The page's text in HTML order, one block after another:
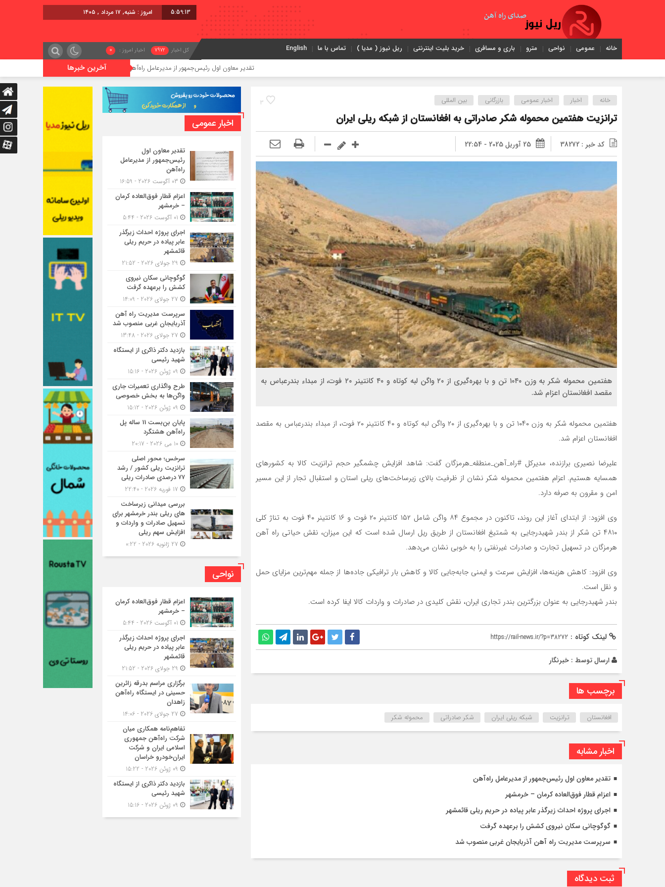
5:59:13 امروز : شنبه, ۱۷ مرداد , ۱۴۰۵
خانه عمومی نواحی مترو باری و مسافری خرید بلیت اینترنتی ریل نیوز ( مدیا ) تماس با ما English کل اخبار 7972 اخبار امروز : 0
آخرین خبرها تقدیر معاون اول رئیس‌جمهور از مدیرعامل راه‌آهن اعزام قطار فوق‌العاده کرمان – خرمشهر
3 خانه اخبار اخبار عمومی بازرگانی بین المللی
ترانزیت هفتمین محموله شکر صادراتی به افغانستان از شبکه ریلی ایران
کد خبر : 38272 25 آوریل 2025 - 22:54
هفتمین محموله شکر به وزن ۱۰۴۰ تن و با بهره‌گیری از ۲۰ واگن لبه کوتاه و ۴۰ کانتینر ۲۰ فوت، از مبداء بندرعباس به
مقصد افغانستان اعزام شد.
هفتمین محموله شکر به وزن ۱۰۴۰ تن و با بهره‌گیری از ۲۰ واگن لبه کوتاه و ۴۰ کانتینر ۲۰ فوت، از مبداء بندرعباس به مقصد
افغانستان اعزام شد.
علیرضا نصیری برازنده، مدیرکل #راه_آهن_منطقه_هرمزگان گفت: شاهد افزایش چشمگیر حجم ترانزیت کالا به کشورهای
همسایه هستیم. اعزام هفتمین محموله شکر نشان از ظرفیت بالای زیرساخت‌های ریلی استان و استقبال تجار از این مسیر
امن و مقرون به صرفه دارد.
وی افزود: از ابتدای آغاز این روند، تاکنون در مجموع ۸۴ واگن شامل ۱۵۲ کانتینر ۲۰ فوت و ۱۶ کانتینر ۴۰ فوت به تناژ کلی
۴۸۱۰ تن شکر از بندر شهیدرجایی به شمتیغ افغانستان از طریق ریل ارسال شده است که این میزان، نقش حیاتی راه آهن
هرمزگان در تسهیل تجارت و صادرات غیرنفتی را به خوبی نشان می‌دهد.
وی افزود: کاهش هزینه‌ها، افزایش سرعت و ایمنی جابه‌جایی کالا و کاهش بار ترافیکی جاده‌ها از جمله مهم‌ترین مزایای حمل
و نقل است.
بندر شهیدرجایی به عنوان بزرگترین بندر تجاری ایران، نقش کلیدی در صادرات و واردات کالا ایفا کرده است.
لینک کوتاه : https://rail-news.ir/?p=38272
ارسال توسط : خبرنگار
برچسب ها
افغانستان ترانزیت شبکه ریلی ایران شکر صادراتی محموله شکر
اخبار مشابه
تقدیر معاون اول رئیس‌جمهور از مدیرعامل راه‌آهن
اعزام قطار فوق‌العاده کرمان – خرمشهر
اجرای پروژه احداث زیرگذر عابر پیاده در حریم ریلی قائمشهر
گوگوچانی سکان نیروی کشش را برعهده گرفت
سرپرست مدیریت راه آهن آذربایجان غربی منصوب شد
ثبت دیدگاه
اخبار عمومی
تقدیر معاون اول
رئیس‌جمهور از مدیرعامل
راه‌آهن
اعزام قطار فوق‌العاده کرمان
– خرمشهر
اجرای پروژه احداث زیرگذر
عابر پیاده در حریم ریلی
قائمشهر
گوگوچانی سکان نیروی
کشش را برعهده گرفت
سرپرست مدیریت راه آهن
آذربایجان غربی منصوب شد
بازدید دکتر ذاکری از ایستگاه
شهید رئیسی
طرح واگذاری تعمیرات جاری
واگن‌ها به بخش خصوصی
پایان بن‌بست 11 ساله پل
راه‌آهن هشتگرد
سرخس؛ محور اصلی
ترانزیت ریلی کشور / رشد
۷۷ درصدی صادرات ریلی
بررسی میدانی زیرساخت
های ریلی بندر خرمشهر برای
تسهیل صادرات و واردات و
افزایش سهم ریلی
نواحی
اعزام قطار فوق‌العاده کرمان
– خرمشهر
اجرای پروژه احداث زیرگذر
عابر پیاده در حریم ریلی
قائمشهر
برگزاری مراسم بدرقه زائرین
حسینی در ایستگاه راه‌آهن
زاهدان
تفاهم‌نامه همکاری میان
شرکت راه‌آهن جمهوری
اسلامی ایران و شرکت
ایران‌خودرو خراسان
بازدید دکتر ذاکری از ایستگاه
شهید رئیسی